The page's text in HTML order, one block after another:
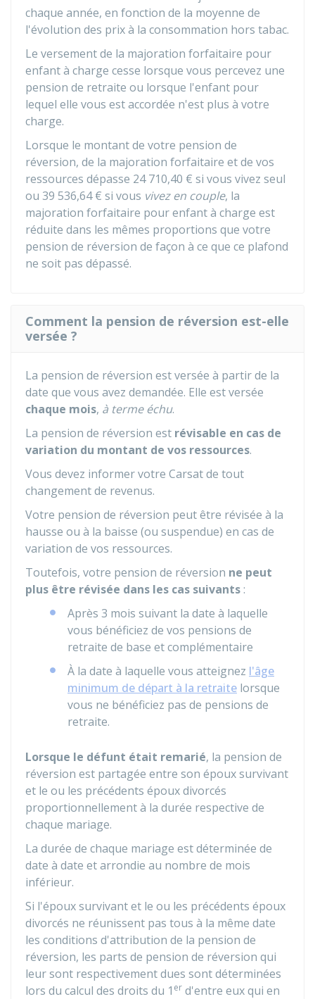
chaque année, en fonction de la moyenne de
l'évolution des prix à la consommation hors tabac.
Le versement de la majoration forfaitaire pour
enfant à charge cesse lorsque vous percevez une
pension de retraite ou lorsque l'enfant pour
lequel elle vous est accordée n'est plus à votre
charge.
Lorsque le montant de votre pension de
réversion, de la majoration forfaitaire et de vos
ressources dépasse 24 710,40 € si vous vivez seul
ou 39 536,64 € si vous vivez en couple, la
majoration forfaitaire pour enfant à charge est
réduite dans les mêmes proportions que votre
pension de réversion de façon à ce que ce plafond
ne soit pas dépassé.
Comment la pension de réversion est-elle
versée ?
La pension de réversion est versée à partir de la
date que vous avez demandée. Elle est versée
chaque mois, à terme échu.
La pension de réversion est révisable en cas de
variation du montant de vos ressources.
Vous devez informer votre Carsatde tout
changement de revenus.
Votre pension de réversion peut être révisée à la
hausse ou à la baisse (ou suspendue) en cas de
variation de vos ressources.
Toutefois, votre pension de réversion ne peut
plus être révisée dans les cas suivants :
Après 3 mois suivant la date à laquelle
vous bénéficiez de vos pensions de
retraite de base et complémentaire
À la date à laquelle vous atteignez l'âge
minimum de départ à la retraite lorsque
vous ne bénéficiez pas de pensions de
retraite.
Lorsque le défunt était remarié, la pension de
réversion est partagée entre son époux survivant
et le ou les précédents époux divorcés
proportionnellement à la durée respective de
chaque mariage.
La durée de chaque mariage est déterminée de
date à date et arrondie au nombre de mois
inférieur.
Si l'époux survivant et le ou les précédents époux
divorcés ne réunissent pas tous à la même date
les conditions d'attribution de la pension de
réversion, les parts de pension de réversion qui
leur sont respectivement dues sont déterminées
lors du calcul des droits du 1 er d'entre eux qui en